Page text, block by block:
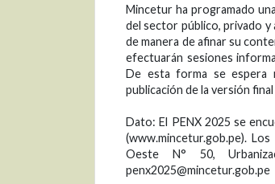
Mincetur ha programado
del sector público, privado y
de manera de afinar su
efectuarán sesiones
De esta forma se espera
publicación de la versión
Dato: El PENX 2025 se
(www.mincetur.gob.pe).
Oeste N° 50,
penx2025@mincetur.gob.pe